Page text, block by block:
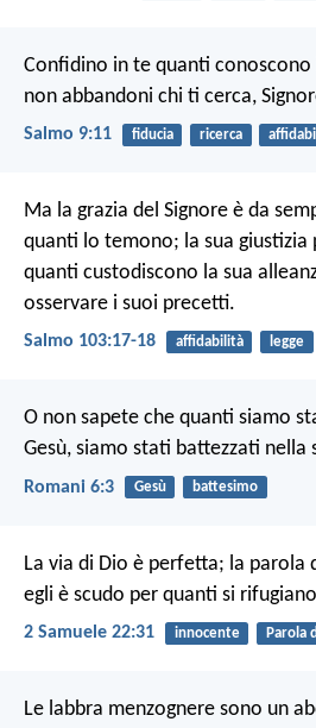
Confidino in te quanti
non abbandoni chi ti cerca,
Salmo 9:11 fiducia ricerca
Ma la grazia del Signore è da
quanti lo temono; la sua
quanti custodiscono la sua
osservare i suoi precetti.
Salmo 103:17-18 affidabilità legge
O non sapete che quanti siamo
Gesù, siamo stati battezzati nella
Romani 6:3 Gesù battesimo
La via di Dio è perfetta; la parola
egli è scudo per quanti si
2 Samuele 22:31 innocente Parola
Le labbra menzognere sono un